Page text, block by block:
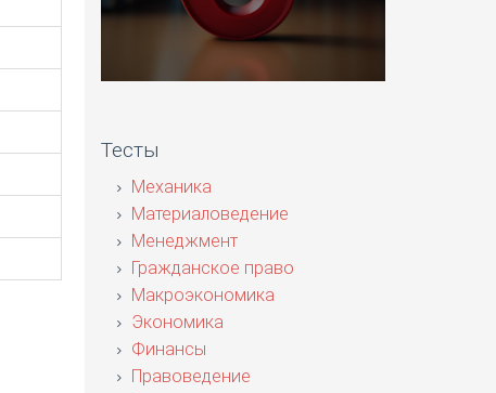
Тесты
Механика
Материаловедение
Менеджмент
Гражданское право
Макроэкономика
Экономика
Финансы
Правоведение